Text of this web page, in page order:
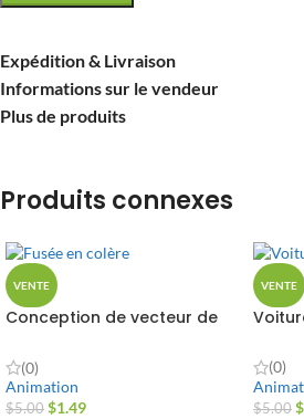
Expédition & Livraison
Informations sur le vendeur
Plus de produits
Produits connexes
VENTE
Conception de vecteur de
(0)
Animation
$5.00 $1.49
VENTE
(0)
$5.00 $